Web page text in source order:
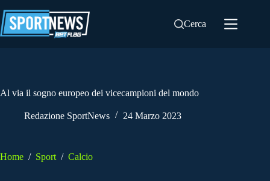
al
contenuto
Cerca
Al via il sogno europeo dei vicecampioni del mondo
Redazione SportNews 24 Marzo 2023
Home / Sport / Calcio